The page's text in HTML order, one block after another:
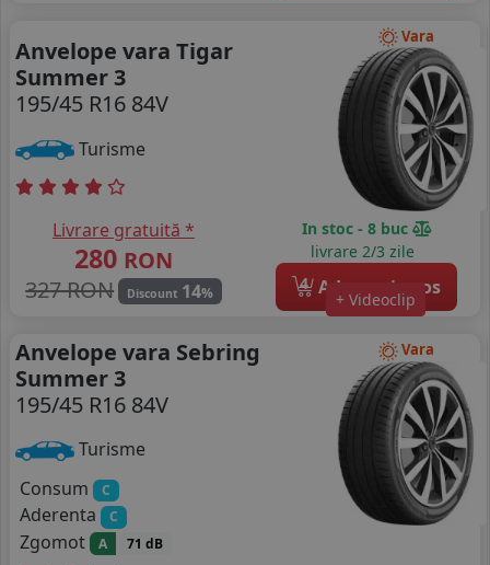
Vara
+ Videoclip
Anvelope vara Tigar
Summer 3
195/45 R16 84V
Turisme
Livrare gratuită *
280 RON
327 RON
Discount 14%
In stoc - 8 buc
livrare 2/3 zile
4 Adauga in cos
Vara
Anvelope vara Sebring
Summer 3
195/45 R16 84V
Turisme
Consum
C
Aderenta C
Zgomot A 71 dB